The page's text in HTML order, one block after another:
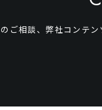
ご相談、弊社コンテン